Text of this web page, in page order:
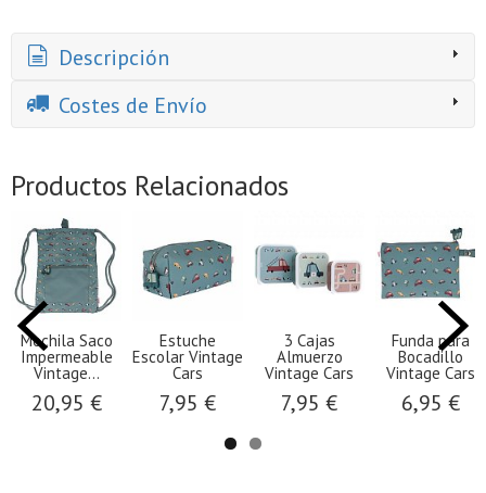
Descripción
Costes de Envío
Productos Relacionados
Mochila Saco
Impermeable
Vintage...
20,95 €
Estuche
Escolar Vintage
Cars
7,95 €
3 Cajas
Almuerzo
Vintage Cars
7,95 €
Funda para
Bocadillo
Vintage Cars
6,95 €